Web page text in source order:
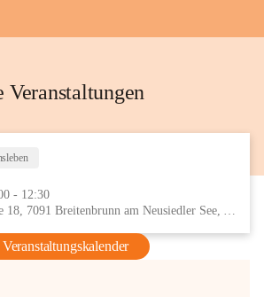
Veranstaltungen
- 12:30
Eisenstädter Straße 18, 7091 Breitenbrunn am Neusiedler See, AUT
Veranstaltungskalender